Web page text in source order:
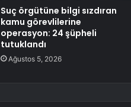
Suç örgütüne bilgi sızdıran
kamu görevlilerine
operasyon: 24 şüpheli
tutuklandı
Ağustos 5, 2026